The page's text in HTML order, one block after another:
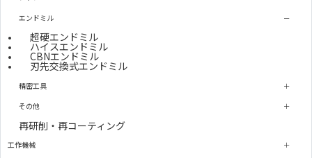
エンドミル
超硬エンドミル
ハイスエンドミル
CBNエンドミル
刃先交換式エンドミル
精密工具
その他
再研削・再コーティング
工作機械